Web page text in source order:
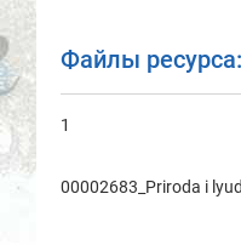
Файлы ресурса:
1
00002683_Prirodа i